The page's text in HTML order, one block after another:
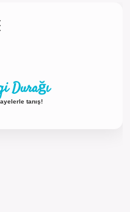
Durağı
tanış!